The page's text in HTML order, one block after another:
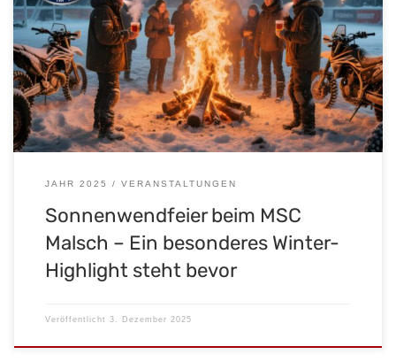
herzlich zur großen Sonnenwendfeier auf dem Motoball-Platz
ein! Zwischen 14 und 20 Uhr erwartet euch ein unvergesslicher
Nachmittag voller Wärme, Lichterglanz und geselligem
Beisammensein – mitten im Winter. Viele erinnern sich vielleicht
noch: Vor vielen Jahren gab es bereits eine […]
JAHR 2025 VERANSTALTUNGEN
Sonnenwendfeier beim MSC
Malsch – Ein besonderes Winter-
Highlight steht bevor
Veröffentlicht 3. Dezember 2025